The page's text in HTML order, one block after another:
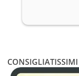
CONSIGLIATISSIMI